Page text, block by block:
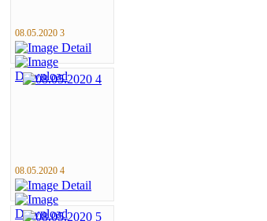
08.05.2020 3
08.05.2020 4